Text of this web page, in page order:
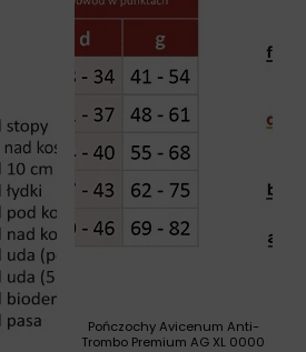
Pończochy Avicenum Anti-
Trombo Premium AG XL 0000